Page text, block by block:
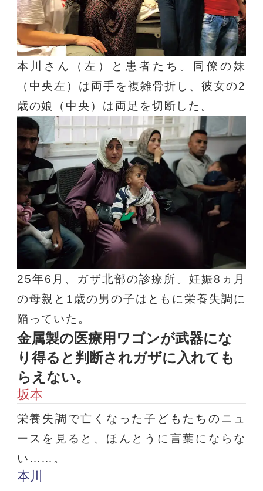
本川さん（左）と患者たち。同僚の妹
（中央左）は両手を複雑骨折し、彼女の2
歳の娘（中央）は両足を切断した。
25年6月、ガザ北部の診療所。妊娠8ヵ月
の母親と1歳の男の子はともに栄養失調に
陥っていた。
金属製の医療用ワゴンが武器にな
り得ると判断されガザに入れても
らえない。
坂本
栄養失調で亡くなった子どもたちのニュ
ースを見ると、ほんとうに言葉にならな
い……。
本川